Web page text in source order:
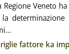
Regione Veneto
fattore ka